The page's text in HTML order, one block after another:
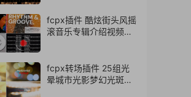
fcpx插件 酷炫街头风摇
滚音乐专辑介绍视频包
fcpx转场插件 25组光
晕城市光影梦幻光斑转